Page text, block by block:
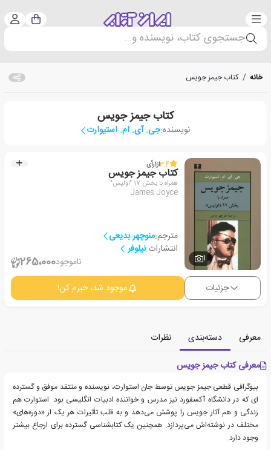
دسته‌بندی سبد
جستجوی کتاب، نویسنده و...
خانه / کتاب جیمز جویس
کتاب جیمز جویس
نویسنده:جی. آی. ام. استیوارت
1
3.4از1رأی
کتاب جیمز جویس
همراه با بخش 17 "اولیس"
James Joyce
مترجم:منوچهر بدیعی
انتشارات:نیلوفر
ناموجود265،000
جزئیات موجود شد، خبرم کن!
معرفی دسته‌بندی
نظرات
معرفی کتاب جیمز جویس
بیوگرافی قطعی جیمز جویس توسط جان استوارت، نویسنده و منتقد موفق و گسترده
ای که در دانشگاه آکسفورد نیز مدرس و خواننده ادبیات انگلیسی بود. استوارت هم
زندگی و هم آثار جویس را پوشش می‌دهد و به قلب تأثیرات هر یک از «دوره‌های»
مختلف در نوشته‌اش می‌پردازد. همچنین یک کتابشناسی گسترده برای ارجاع بیشتر
وجود دارد.